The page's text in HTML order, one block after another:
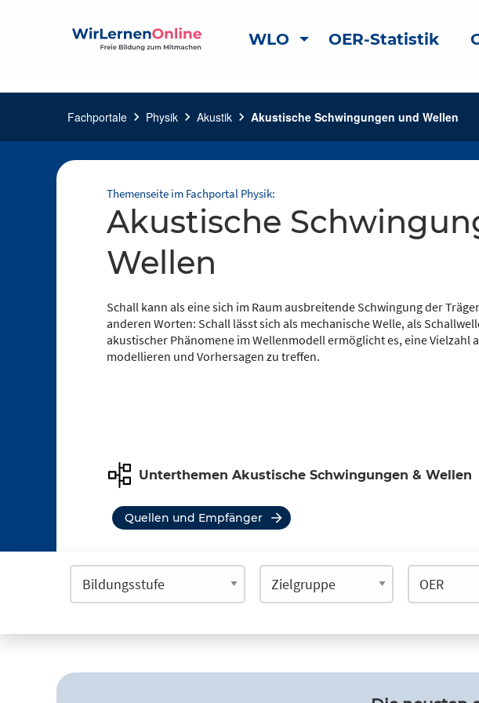
WLO OER-Statistik
Fachportale chevron_right Physik chevron_right Akustik chevron_right Akustische Schwingungen und Wellen
Themenseite im Fachportal Physik:
Akustische Schwingungen &
Wellen
Schall kann als eine sich im Raum ausbreitende Schwingung der
anderen Worten: Schall lässt sich als mechanische Welle, als
akustischer Phänomene im Wellenmodell ermöglicht es, eine Vielzahl
modellieren und Vorhersagen zu treffen.
Unterthemen Akustische Schwingungen & Wellen
Quellen und Empfänger